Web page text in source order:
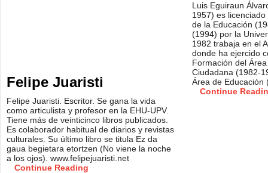
Felipe Juaristi
Felipe Juaristi. Escritor. Se gana la vida
como articulista y profesor en la EHU-UPV.
Tiene más de veinticinco libros publicados.
Es colaborador habitual de diarios y revistas
culturales. Su último libro se titula Ez da
gaua begietara etortzen (No viene la noche
a los ojos). www.felipejuaristi.net
Continue Reading
Luis Eguiraun
1957) es
de la Educación
(1994) por la
1982 trabaja en el
donde ha ejercido
Formación del
Ciudadana (1982-
Área de
Continue